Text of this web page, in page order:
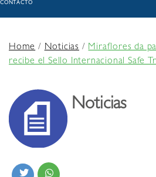
CONTACTO
Home/Noticias /Miraflores da
recibe el Sello Internacional Safe
Noticias